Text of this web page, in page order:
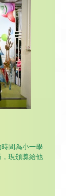
間為小一學
現頒獎給他